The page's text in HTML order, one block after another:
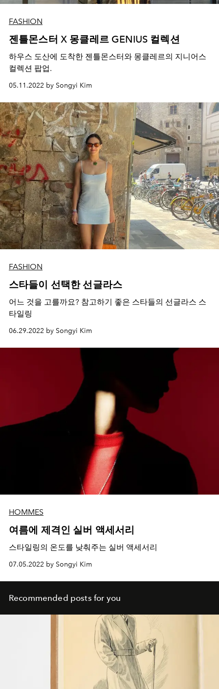
FASHION
젠틀몬스터 X 몽클레르 GENIUS 컬렉션
하우스 도산에 도착한 젠틀몬스터와 몽클레르의 지니어스
컬렉션 팝업.
05.11.2022 by Songyi Kim
FASHION
스타들이 선택한 선글라스
어느 것을 고를까요? 참고하기 좋은 스타들의 선글라스 스
타일링
06.29.2022 by Songyi Kim
HOMMES
여름에 제격인 실버 액세서리
스타일링의 온도를 낮춰주는 실버 액세서리
07.05.2022 by Songyi Kim
Recommended posts for you